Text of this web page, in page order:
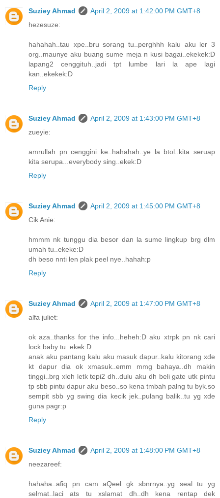
Suziey Ahmad
April 2, 2009 at 1:42:00 PM GMT+8
hezesuze:
hahahah..tau xpe..bru sorang tu..perghhh kalu aku ler 3
org..maunye aku buang sume meja n kusi bagai..ekekek:D
lapang2 cenggituh..jadi tpt lumbe lari la ape lagi
kan..ekekek:D
Reply
Suziey Ahmad
April 2, 2009 at 1:43:00 PM GMT+8
zueyie:
amrullah pn cenggini ke..hahahah..ye la btol..kita seruap
kita serupa...everybody sing..ekek:D
Reply
Suziey Ahmad
April 2, 2009 at 1:45:00 PM GMT+8
Cik Anie:
hmmm nk tunggu dia besor dan la sume lingkup brg dlm
umah tu..ekeke:D
dh beso nnti len plak peel nye..hahah:p
Reply
Suziey Ahmad
April 2, 2009 at 1:47:00 PM GMT+8
alfa juliet:
ok aza..thanks for the info...heheh:D aku xtrpk pn nk cari
lock baby tu..ekek:D
anak aku pantang kalu aku masuk dapur..kalu kitorang xde
kt dapur dia ok xmasuk..emm mmg bahaya..dh makin
tinggi..brg xleh letk tepi2 dh..dulu aku dh beli gate utk pintu
tp sbb pintu dapur aku beso..so kena tmbah palng tu byk.so
sempit sbb yg swing dia kecik jek..pulang balik..tu yg xde
guna pagr:p
Reply
Suziey Ahmad
April 2, 2009 at 1:48:00 PM GMT+8
neezareef:
hahaha..afiq pn cam aQeel gk sbnrnya..yg seal tu yg
selmat..laci ats tu xslamat dh..dh kena rentap dek